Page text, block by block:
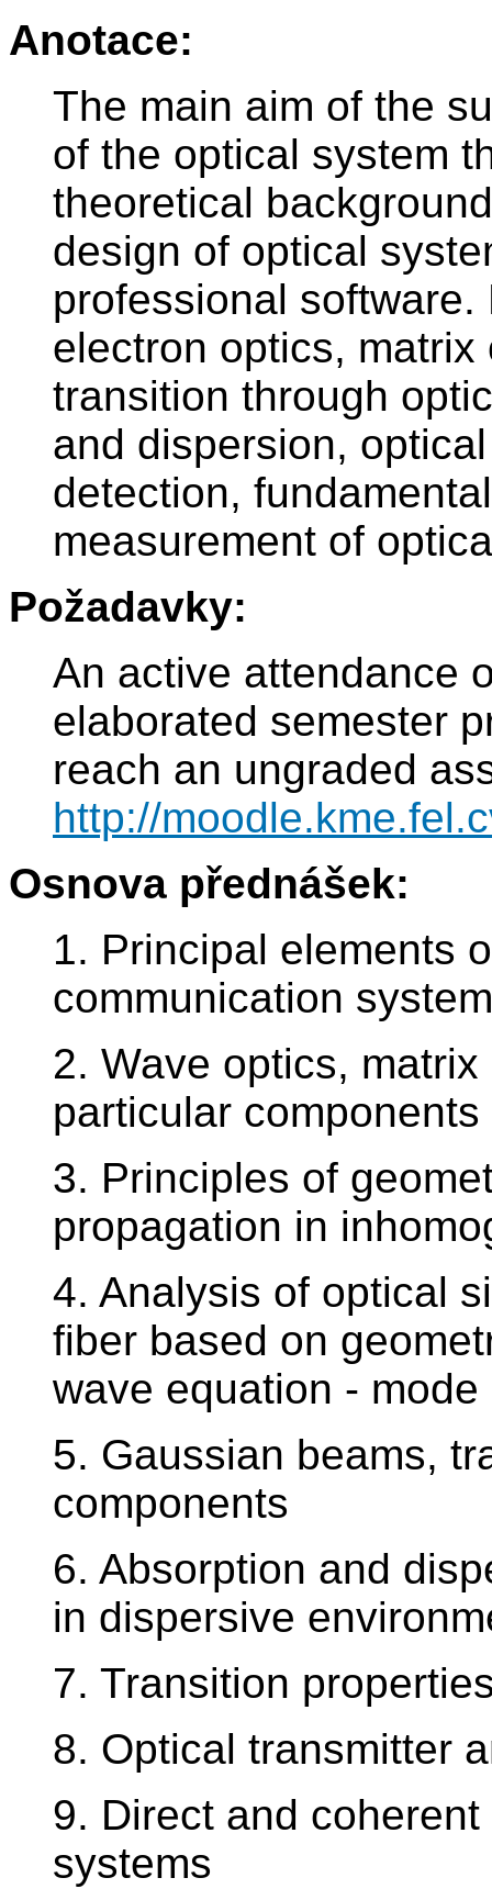
Anotace:
The main aim of the
of the optical system
theoretical
design of optical
professional
electron optics,
transition through
and dispersion,
detection,
measurement of
Požadavky:
An active attendance
elaborated semester
reach an ungraded
http://
Osnova přednášek:
1. Principal elements
communication
2. Wave optics,
particular components
3. Principles of
propagation in
4. Analysis of optical
fiber based on
wave equation -
5. Gaussian beams,
components
6. Absorption and
in dispersive
7. Transition
8. Optical transmitter
9. Direct and
systems